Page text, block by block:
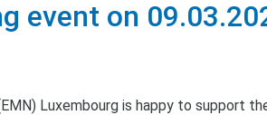
event on
Luxembourg is happy to support